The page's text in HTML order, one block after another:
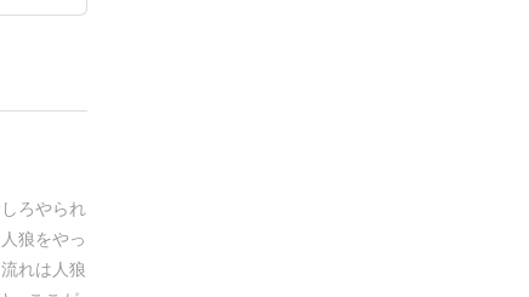
ろやられ
人狼をやっ
れは人狼